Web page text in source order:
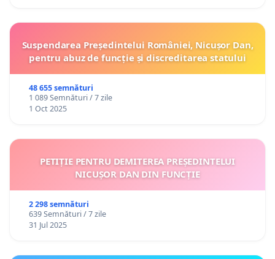
Suspendarea Președintelui României, Nicușor Dan,
pentru abuz de funcție și discreditarea statului
48 655 semnături
1 089 Semnături / 7 zile
1 Oct 2025
PETIȚIE PENTRU DEMITEREA PREȘEDINTELUI
NICUȘOR DAN DIN FUNCȚIE
2 298 semnături
639 Semnături / 7 zile
31 Jul 2025